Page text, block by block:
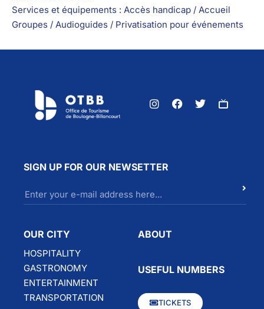
Services et équipements : Accès handicap / Accueil
Groupes / Audioguides / Privatisation pour événements
SIGN UP FOR OUR NEWSETTER
OUR CITY
HOSPITALITY
GASTRONOMY
ENTERTAINMENT
TRANSPORTATION
ABOUT
USEFUL NUMBERS
TICKETS